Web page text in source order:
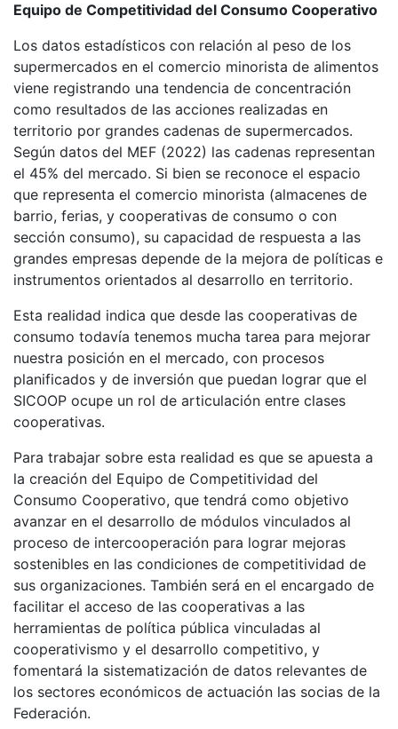
Equipo de Competitividad del Consumo Cooperativo
Los datos estadísticos con relación al peso de los
supermercados en el comercio minorista de alimentos
viene registrando una tendencia de concentración
como resultados de las acciones realizadas en
territorio por grandes cadenas de supermercados.
Según datos del MEF (2022) las cadenas representan
el 45% del mercado. Si bien se reconoce el espacio
que representa el comercio minorista (almacenes de
barrio, ferias, y cooperativas de consumo o con
sección consumo), su capacidad de respuesta a las
grandes empresas depende de la mejora de políticas e
instrumentos orientados al desarrollo en territorio.
Esta realidad indica que desde las cooperativas de
consumo todavía tenemos mucha tarea para mejorar
nuestra posición en el mercado, con procesos
planificados y de inversión que puedan lograr que el
SICOOP ocupe un rol de articulación entre clases
cooperativas.
Para trabajar sobre esta realidad es que se apuesta a
la creación del Equipo de Competitividad del
Consumo Cooperativo, que tendrá como objetivo
avanzar en el desarrollo de módulos vinculados al
proceso de intercooperación para lograr mejoras
sostenibles en las condiciones de competitividad de
sus organizaciones. También será en el encargado de
facilitar el acceso de las cooperativas a las
herramientas de política pública vinculadas al
cooperativismo y el desarrollo competitivo, y
fomentará la sistematización de datos relevantes de
los sectores económicos de actuación las socias de la
Federación.